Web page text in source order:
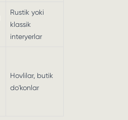
Rustik yoki
klassik
interyerlar
Hovlilar, butik
do'konlar